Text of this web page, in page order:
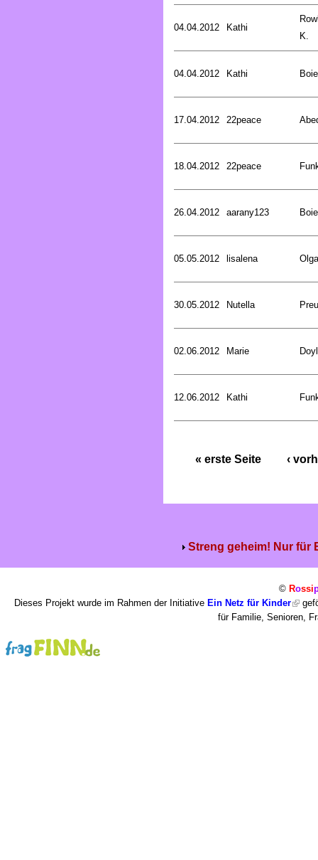
04.04.2012 Kathi
K.
04.04.2012 Kathi
17.04.2012 22peace
18.04.2012 22peace
26.04.2012 aarany123
05.05.2012 lisalena
30.05.2012 Nutella
02.06.2012 Marie
12.06.2012 Kathi
« erste Seite ‹
Streng geheim! Nur für
© Rossi
Dieses Projekt wurde im Rahmen der Initiative Ein Netz für Kinder
für Familie, Senioren,